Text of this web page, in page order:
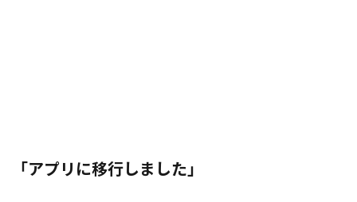
「アプリに移行しました」